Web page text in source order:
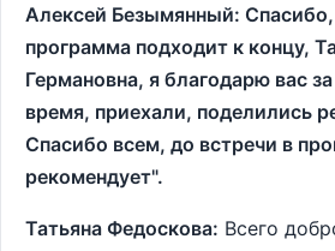
Алексей Безымянный:
программа подходит к концу,
Германовна, я благодарю вас
время, приехали, поделились
Спасибо всем, до встречи в
рекомендует".
Татьяна Федоскова: Всего